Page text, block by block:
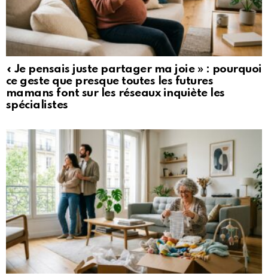
« Je pensais juste partager ma joie » : pourquoi
ce geste que presque toutes les futures
mamans font sur les réseaux inquiète les
spécialistes